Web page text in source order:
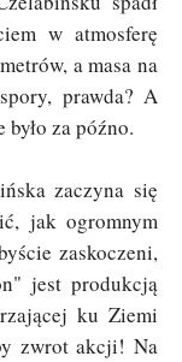
w atmosferę
a masa na
prawda? A
za późno.
zaczyna się
jak ogromnym
zaskoczeni,
jest produkcją
ku Ziemi
zwrot akcji! Na